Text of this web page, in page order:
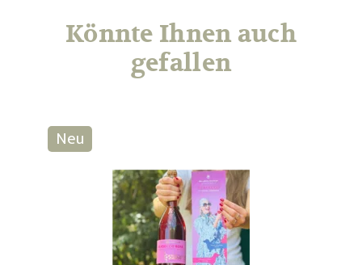
Könnte Ihnen auch
gefallen
Neu